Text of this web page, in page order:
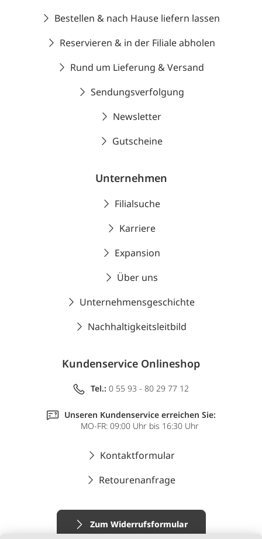
Bestellen & nach Hause liefern lassen
Reservieren & in der Filiale abholen
Rund um Lieferung & Versand
Sendungsverfolgung
Newsletter
Gutscheine
Unternehmen
Filialsuche
Karriere
Expansion
Über uns
Unternehmensgeschichte
Nachhaltigkeitsleitbild
Kundenservice Onlineshop
Tel.: 0 55 93 - 80 29 77 12
Unseren Kundenservice erreichen Sie:
MO-FR: 09:00 Uhr bis 16:30 Uhr
Kontaktformular
Retourenanfrage
Zum Widerrufsformular